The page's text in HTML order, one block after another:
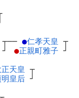
┬
┘
── ●仁孝天皇 ┬
●正親町雅子 ┘
正天皇 ┬
明皇后 ┘